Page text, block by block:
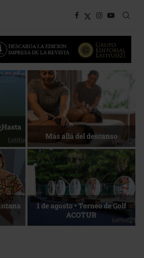
a la
Energía que Impulsa la
competitividad
La esencia del servicio